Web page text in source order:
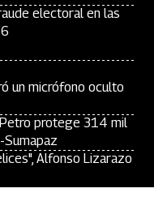
electoral en las
un micrófono oculto
protege 314 mil
Alfonso Lizarazo